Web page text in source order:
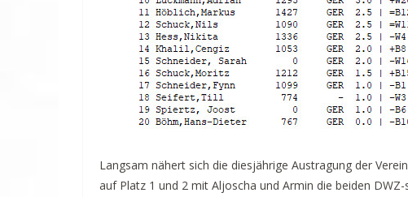
Langsam nähert sich die diesjährige Austragung der
auf Platz 1 und 2 mit Aljoscha und Armin die beiden